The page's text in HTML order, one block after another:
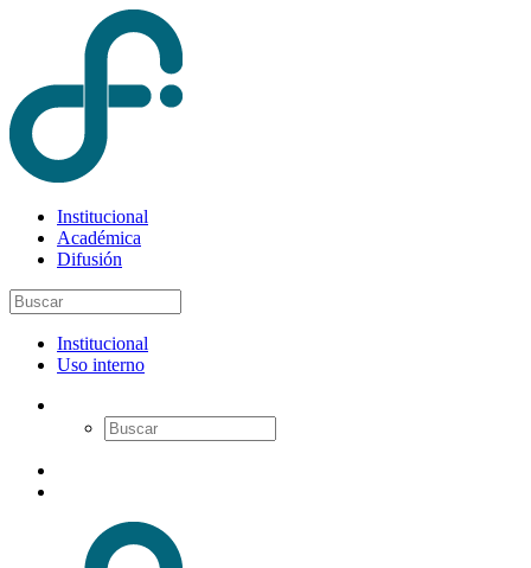
Institucional
Académica
Difusión
Institucional
Uso interno